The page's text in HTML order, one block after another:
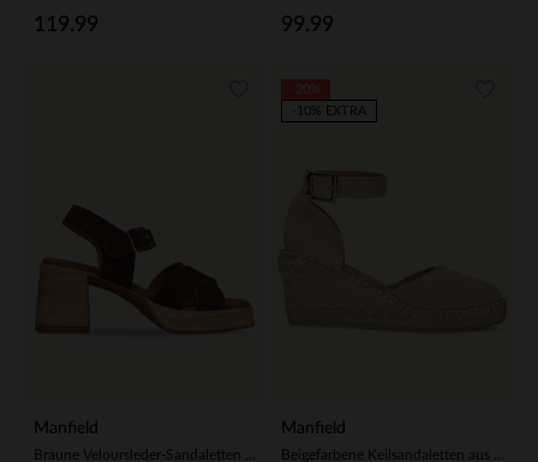
119.99 99.99
Manfield Manfield
-10% EXTRA